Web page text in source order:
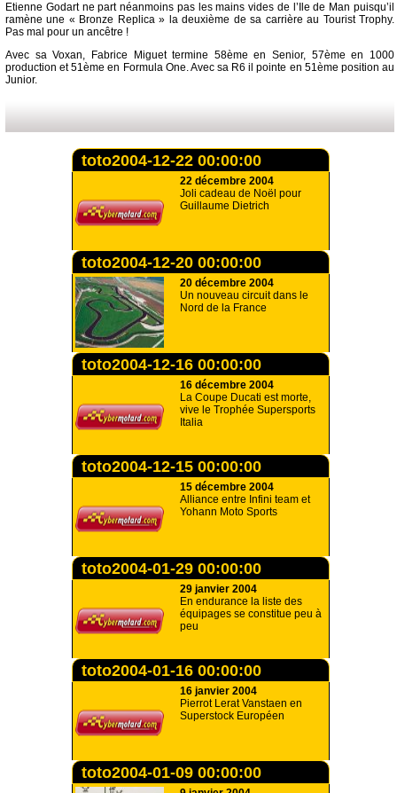
Etienne Godart ne part néanmoins pas les mains vides de l’Ile de Man puisqu’il
ramène une « Bronze Replica » la deuxième de sa carrière au Tourist Trophy.
Pas mal pour un ancêtre !
Avec sa Voxan, Fabrice Miguet termine 58ème en Senior, 57ème en 1000
production et 51ème en Formula One. Avec sa R6 il pointe en 51ème position au
Junior.
toto2004-12-22 00:00:00
22 décembre 2004
Joli cadeau de Noël pour
Guillaume Dietrich
toto2004-12-20 00:00:00
20 décembre 2004
Un nouveau circuit dans le
Nord de la France
toto2004-12-16 00:00:00
16 décembre 2004
La Coupe Ducati est morte,
vive le Trophée Supersports
Italia
toto2004-12-15 00:00:00
15 décembre 2004
Alliance entre Infini team et
Yohann Moto Sports
toto2004-01-29 00:00:00
29 janvier 2004
En endurance la liste des
équipages se constitue peu à
peu
toto2004-01-16 00:00:00
16 janvier 2004
Pierrot Lerat Vanstaen en
Superstock Européen
toto2004-01-09 00:00:00